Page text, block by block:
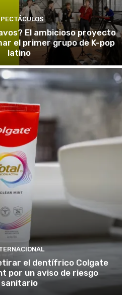
El ambicioso proyecto
el primer grupo de K-pop
latino
el dentífrico Colgate
por un aviso de riesgo
sanitario